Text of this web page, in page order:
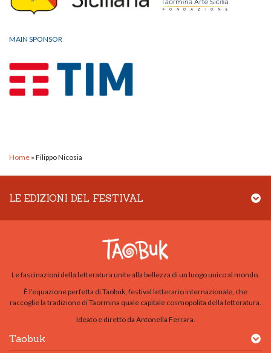
MAIN SPONSOR
Home » Filippo Nicosia
LE EDIZIONI DEL FESTIVAL
Le fascinazioni della letteratura unite alla bellezza di un luogo unico al mondo.
È l’equazione perfetta di Taobuk, festival letterario internazionale, che
raccoglie la tradizione di Taormina quale capitale cosmopolita della letteratura.
Ideato e diretto da Antonella Ferrara.
Taobuk